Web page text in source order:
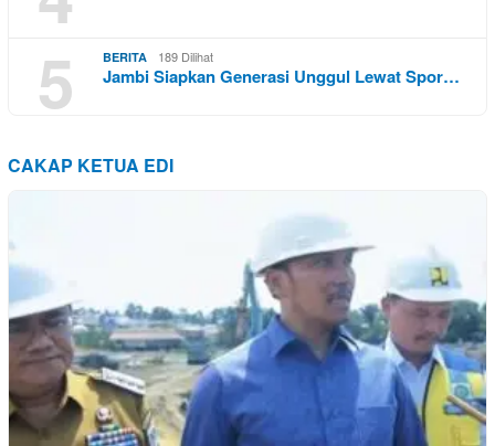
5 BERITA 189 Dilihat
Jambi Siapkan Generasi Unggul Lewat Spor…
CAKAP KETUA EDI